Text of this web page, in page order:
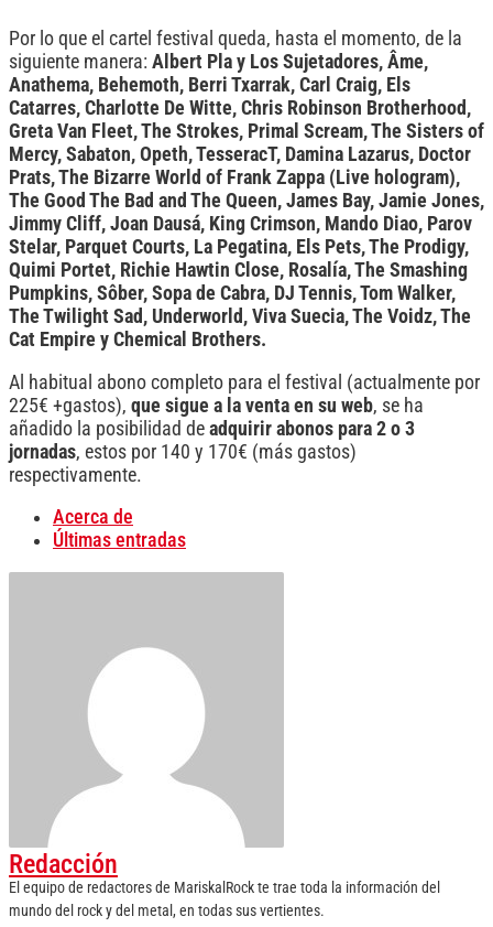
Por lo que el cartel festival queda, hasta el momento, de la
siguiente manera: Albert Pla y Los Sujetadores, Âme,
Anathema, Behemoth, Berri Txarrak, Carl Craig, Els
Catarres, Charlotte De Witte, Chris Robinson Brotherhood,
Greta Van Fleet, The Strokes, Primal Scream, The Sisters of
Mercy, Sabaton, Opeth, TesseracT, Damina Lazarus, Doctor
Prats, The Bizarre World of Frank Zappa (Live hologram),
The Good The Bad and The Queen, James Bay, Jamie Jones,
Jimmy Cliff, Joan Dausá, King Crimson, Mando Diao, Parov
Stelar, Parquet Courts, La Pegatina, Els Pets, The Prodigy,
Quimi Portet, Richie Hawtin Close, Rosalía, The Smashing
Pumpkins, Sôber, Sopa de Cabra, DJ Tennis, Tom Walker,
The Twilight Sad, Underworld, Viva Suecia, The Voidz, The
Cat Empire y Chemical Brothers.
Al habitual abono completo para el festival (actualmente por
225€ +gastos), que sigue a la venta en su web, se ha
añadido la posibilidad de adquirir abonos para 2 o 3
jornadas, estos por 140 y 170€ (más gastos)
respectivamente.
Acerca de
Últimas entradas
Redacción
El equipo de redactores de MariskalRock te trae toda la información del
mundo del rock y del metal, en todas sus vertientes.